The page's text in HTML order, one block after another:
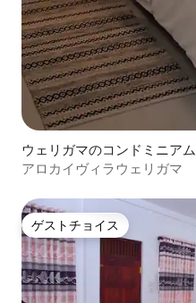
ウェリガマのコンドミニアム
アロカイヴィラウェリガマ
ゲストチョイス
ゲストチョイス